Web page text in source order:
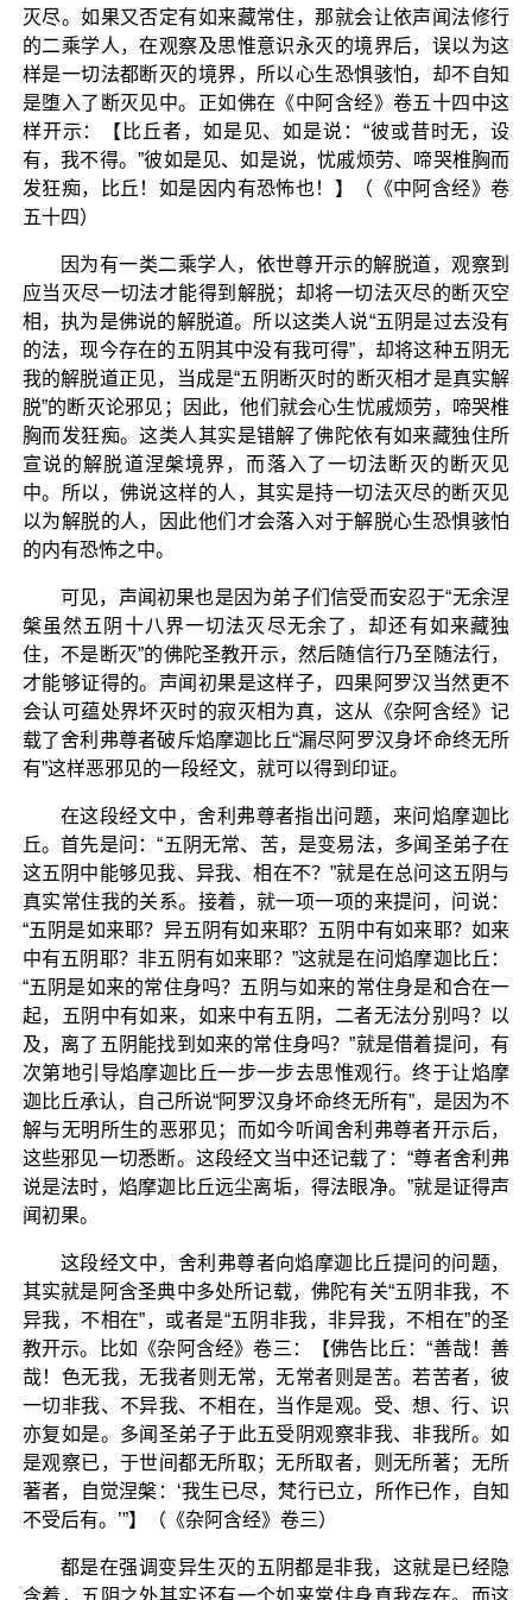
灭尽。如果又否定有如来藏常住，那就会让依声闻法修行
的二乘学人，在观察及思惟意识永灭的境界后，误以为这
样是一切法都断灭的境界，所以心生恐惧骇怕，却不自知
是堕入了断灭见中。正如佛在《中阿含经》卷五十四中这
样开示：【比丘者，如是见、如是说：“彼或昔时无，设
有，我不得。”彼如是见、如是说，忧戚烦劳、啼哭椎胸而
发狂痴，比丘！如是因内有恐怖也！】（《中阿含经》卷
五十四）
因为有一类二乘学人，依世尊开示的解脱道，观察到
应当灭尽一切法才能得到解脱；却将一切法灭尽的断灭空
相，执为是佛说的解脱道。所以这类人说“五阴是过去没有
的法，现今存在的五阴其中没有我可得”，却将这种五阴无
我的解脱道正见，当成是“五阴断灭时的断灭相才是真实解
脱”的断灭论邪见；因此，他们就会心生忧戚烦劳，啼哭椎
胸而发狂痴。这类人其实是错解了佛陀依有如来藏独住所
宣说的解脱道涅槃境界，而落入了一切法断灭的断灭见
中。所以，佛说这样的人，其实是持一切法灭尽的断灭见
以为解脱的人，因此他们才会落入对于解脱心生恐惧骇怕
的内有恐怖之中。
可见，声闻初果也是因为弟子们信受而安忍于“无余涅
槃虽然五阴十八界一切法灭尽无余了，却还有如来藏独
住，不是断灭”的佛陀圣教开示，然后随信行乃至随法行，
才能够证得的。声闻初果是这样子，四果阿罗汉当然更不
会认可蕴处界坏灭时的寂灭相为真，这从《杂阿含经》记
载了舍利弗尊者破斥焰摩迦比丘“漏尽阿罗汉身坏命终无所
有”这样恶邪见的一段经文，就可以得到印证。
在这段经文中，舍利弗尊者指出问题，来问焰摩迦比
丘。首先是问：“五阴无常、苦，是变易法，多闻圣弟子在
这五阴中能够见我、异我、相在不？”就是在总问这五阴与
真实常住我的关系。接着，就一项一项的来提问，问说：
“五阴是如来耶？异五阴有如来耶？五阴中有如来耶？如来
中有五阴耶？非五阴有如来耶？”这就是在问焰摩迦比丘：
“五阴是如来的常住身吗？五阴与如来的常住身是和合在一
起，五阴中有如来，如来中有五阴，二者无法分别吗？以
及，离了五阴能找到如来的常住身吗？”就是借着提问，有
次第地引导焰摩迦比丘一步一步去思惟观行。终于让焰摩
迦比丘承认，自己所说“阿罗汉身坏命终无所有”，是因为不
解与无明所生的恶邪见；而如今听闻舍利弗尊者开示后，
这些邪见一切悉断。这段经文当中还记载了：“尊者舍利弗
说是法时，焰摩迦比丘远尘离垢，得法眼净。”就是证得声
闻初果。
这段经文中，舍利弗尊者向焰摩迦比丘提问的问题，
其实就是阿含圣典中多处所记载，佛陀有关“五阴非我，不
异我，不相在”，或者是“五阴非我，非异我，不相在”的圣
教开示。比如《杂阿含经》卷三：【佛告比丘：“善哉！善
哉！色无我，无我者则无常，无常者则是苦。若苦者，彼
一切非我、不异我、不相在，当作是观。受、想、行、识
亦复如是。多闻圣弟子于此五受阴观察非我、非我所。如
是观察已，于世间都无所取；无所取者，则无所著；无所
著者，自觉涅槃：‘我生已尽，梵行已立，所作已作，自知
不受后有。’”】（《杂阿含经》卷三）
都是在强调变异生灭的五阴都是非我，这就是已经隐
含着，五阴之外其实还有一个如来常住身真我存在。而这